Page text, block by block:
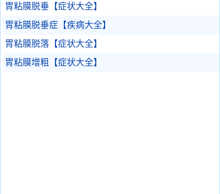
胃粘膜脱垂【症状大全】
胃粘膜脱垂症【疾病大全】
胃粘膜脱落【症状大全】
胃粘膜增粗【症状大全】